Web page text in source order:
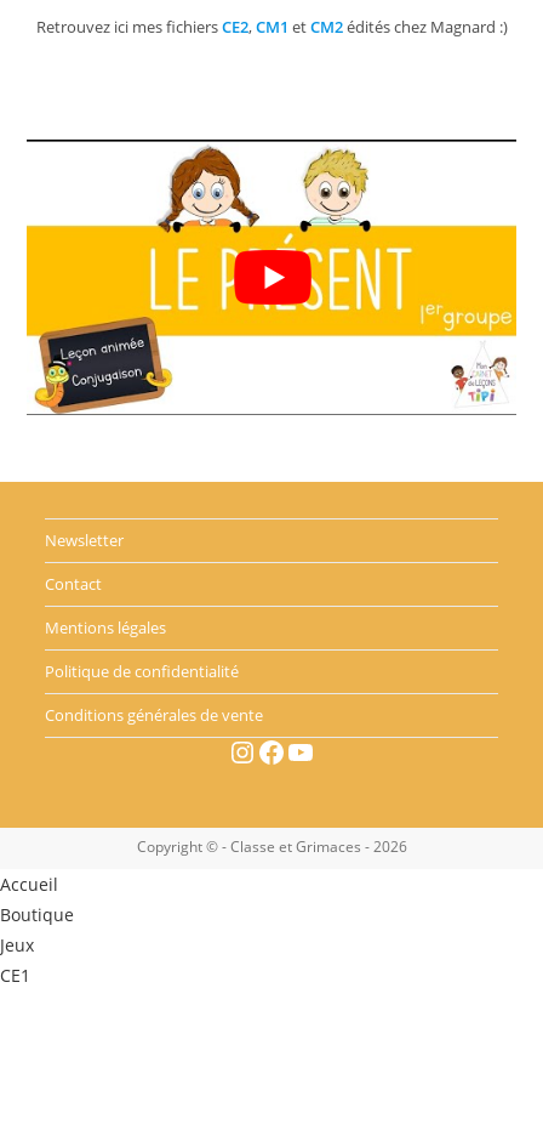
Retrouvez ici mes fichiersCE2,CM1 etCM2édités chez Magnard :)
Newsletter
Contact
Mentions légales
Politique de confidentialité
Conditions générales de vente
Instagram Facebook YouTube
Copyright © - Classe et Grimaces - 2026
Accueil
Boutique
Jeux
CE1